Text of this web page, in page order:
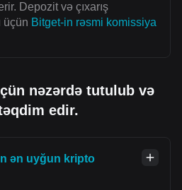
Depozit və çıxarış
üçün Bitget-in rəsmi komissiya
nəzərdə tutulub və
edir.
ən uyğun kripto